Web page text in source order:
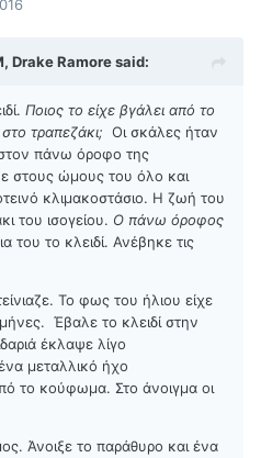
Drake Ramore said:
Ποιος το είχε βγάλει από το
τραπεζάκι; Οι σκάλες ήταν
πάνω όροφο της
στους ώμους του όλο και
κλιμακοστάσιο. Η ζωή του
του ισογείου. Ο πάνω όροφος
του το κλειδί. Ανέβηκε τις
Το φως του ήλιου είχε
Έβαλε το κλειδί στην
έκλαψε λίγο
μεταλλικό ήχο
το κούφωμα. Στο άνοιγμα οι
Άνοιξε το παράθυρο και ένα